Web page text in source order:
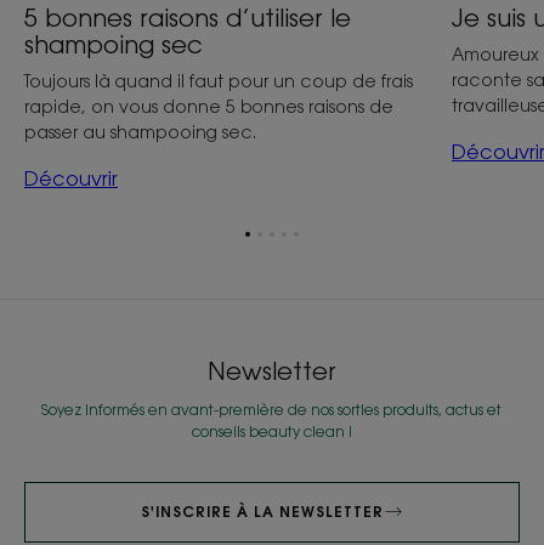
5 bonnes raisons d’utiliser le
shampoing sec
Toujours là quand il faut pour un coup de frais
rapide, on vous donne 5 bonnes raisons de
passer au shampooing sec.
Découvrir
Je suis
raconte
Découvrir
Aller
Newsletter
Soyez informés en avant-première de nos sorties produits, actus et
conseils beauty clean !
S'INSCRIRE À LA NEWSLETTER